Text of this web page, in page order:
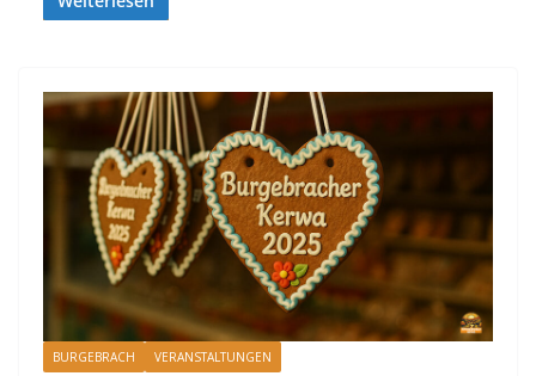
BURGEBRACH VERANSTALTUNGEN